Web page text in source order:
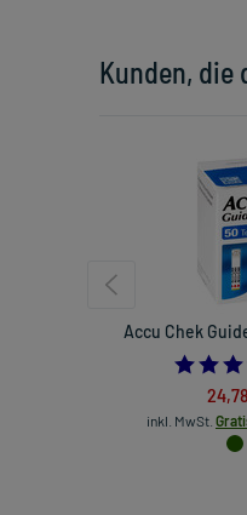
Kunden, die
Accu Chek
inkl. MwSt.